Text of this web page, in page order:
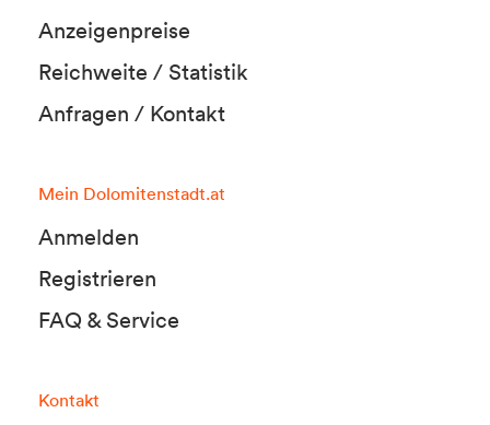
Anzeigenpreise
Reichweite / Statistik
Anfragen / Kontakt
Mein Dolomitenstadt.at
Anmelden
Registrieren
FAQ & Service
Kontakt